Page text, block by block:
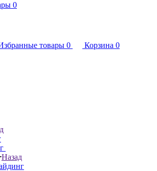
0
товары 0 Корзина 0
Назад